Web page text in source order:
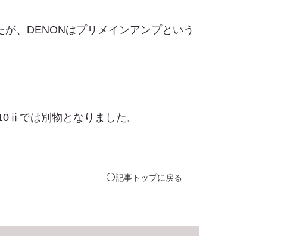
、DENONはプリメインアンプという
では別物となりました。
⚪️記事 トップに戻る